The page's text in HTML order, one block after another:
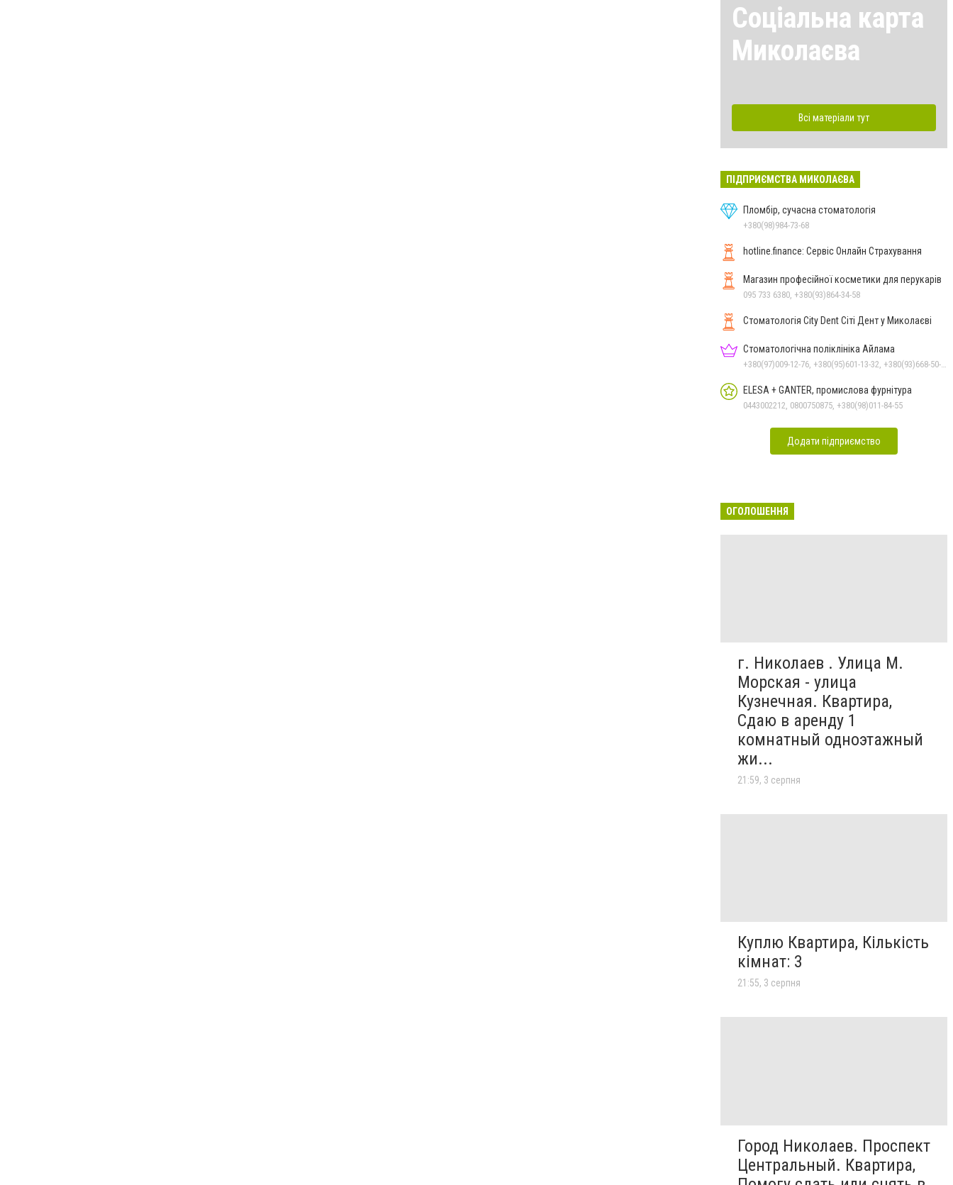
Соціальна карта
Миколаєва
Всі матеріали тут
ПІДПРИЄМСТВА МИКОЛАЄВА
Пломбір, сучасна стоматологія
+380(98)984-73-68
hotline.finance: Сервіс Онлайн Страхування
Магазин професійної косметики для перукарів
095 733 6380, +380(93)864-34-58
Стоматологія City Dent Сіті Дент у Миколаєві
Стоматологічна поліклініка Айлама
ELESA + GANTER, промислова фурнітура
0443002212, 0800750875, +380(98)011-84-55
Додати підприємство
ОГОЛОШЕННЯ
г. Николаев . Улица М.
Морская - улица
Кузнечная. Квартира,
Сдаю в аренду 1
комнатный одноэтажный
жи...
21:59, 3 серпня
Куплю Квартира, Кількість
кімнат: 3
21:55, 3 серпня
Город Николаев. Проспект
Центральный. Квартира,